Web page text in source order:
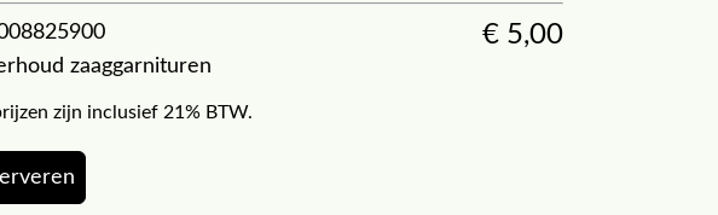
zaaggarnituren
€ 5,00
zijn inclusief 21% BTW.